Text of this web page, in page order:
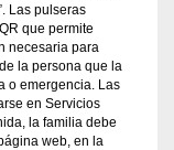
Las pulseras
que permite
necesaria para
la persona que la
o emergencia. Las
en Servicios
la familia debe
web, en la